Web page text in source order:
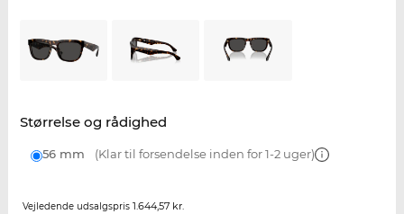
Størrelse og rådighed
56 mm (Klar til forsendelse inden for 1-2 uger)
Vejledende udsalgspris 1.644,57 kr.